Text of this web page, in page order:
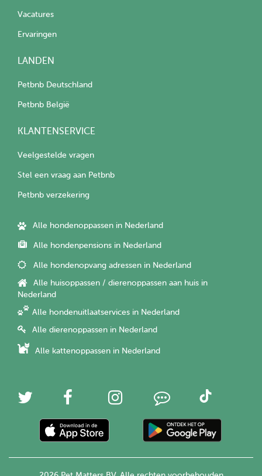
Vacatures
Ervaringen
LANDEN
Petbnb Deutschland
Petbnb België
KLANTENSERVICE
Veelgestelde vragen
Stel een vraag aan Petbnb
Petbnb verzekering
Alle hondenoppassen in Nederland
Alle hondenpensions in Nederland
Alle hondenopvang adressen in Nederland
Alle huisoppassen / dierenoppassen aan huis in
Nederland
Alle hondenuitlaatservices in Nederland
Alle dierenoppassen in Nederland
Alle kattenoppassen in Nederland